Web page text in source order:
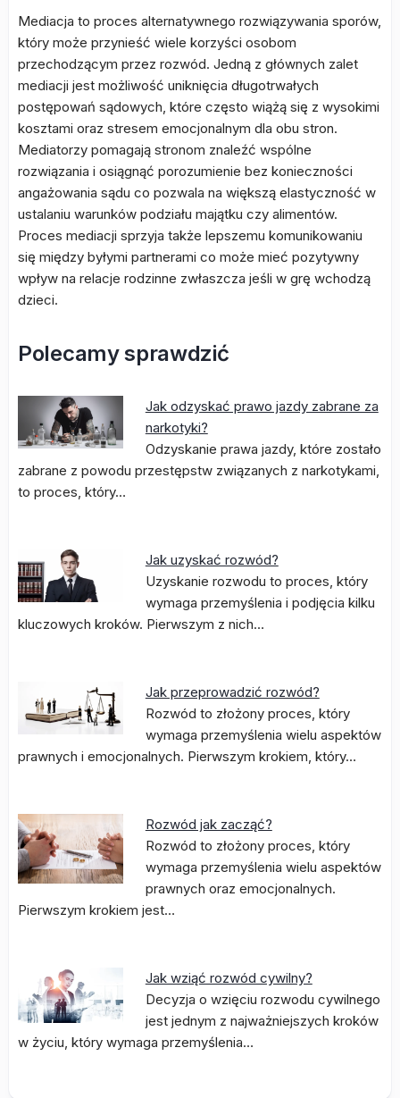
Mediacja to proces alternatywnego rozwiązywania sporów,
który może przynieść wiele korzyści osobom
przechodzącym przez rozwód. Jedną z głównych zalet
mediacji jest możliwość uniknięcia długotrwałych
postępowań sądowych, które często wiążą się z wysokimi
kosztami oraz stresem emocjonalnym dla obu stron.
Mediatorzy pomagają stronom znaleźć wspólne
rozwiązania i osiągnąć porozumienie bez konieczności
angażowania sądu co pozwala na większą elastyczność w
ustalaniu warunków podziału majątku czy alimentów.
Proces mediacji sprzyja także lepszemu komunikowaniu
się między byłymi partnerami co może mieć pozytywny
wpływ na relacje rodzinne zwłaszcza jeśli w grę wchodzą
dzieci.
Polecamy sprawdzić
Jak odzyskać prawo jazdy zabrane za
narkotyki?
Odzyskanie prawa jazdy, które zostało
zabrane z powodu przestępstw związanych z narkotykami,
to proces, który…
Jak uzyskać rozwód?
Uzyskanie rozwodu to proces, który
wymaga przemyślenia i podjęcia kilku
kluczowych kroków. Pierwszym z nich…
Jak przeprowadzić rozwód?
Rozwód to złożony proces, który
wymaga przemyślenia wielu aspektów
prawnych i emocjonalnych. Pierwszym krokiem, który…
Rozwód jak zacząć?
Rozwód to złożony proces, który
wymaga przemyślenia wielu aspektów
prawnych oraz emocjonalnych.
Pierwszym krokiem jest…
Jak wziąć rozwód cywilny?
Decyzja o wzięciu rozwodu cywilnego
jest jednym z najważniejszych kroków
w życiu, który wymaga przemyślenia…